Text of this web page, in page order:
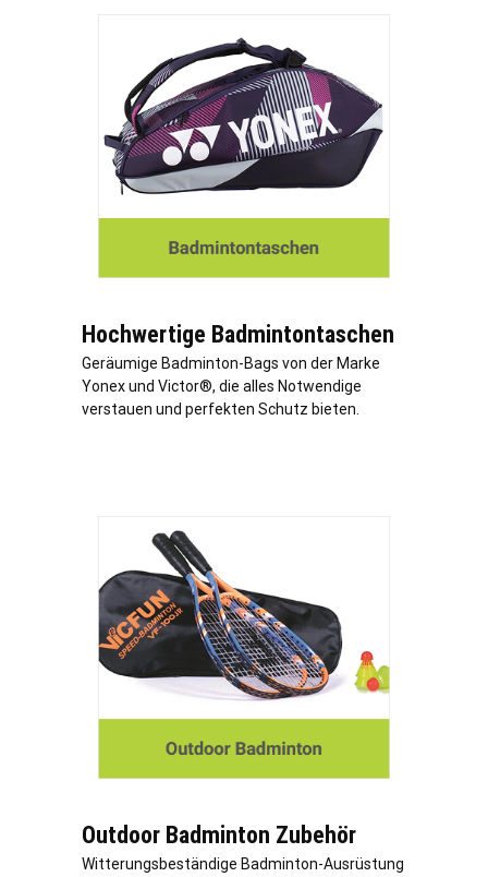
Hochwertige Badmintontaschen
Geräumige Badminton-Bags von der Marke
Yonex und Victor®, die alles Notwendige
verstauen und perfekten Schutz bieten.
Outdoor Badminton Zubehör
Witterungsbeständige Badminton-Ausrüstung